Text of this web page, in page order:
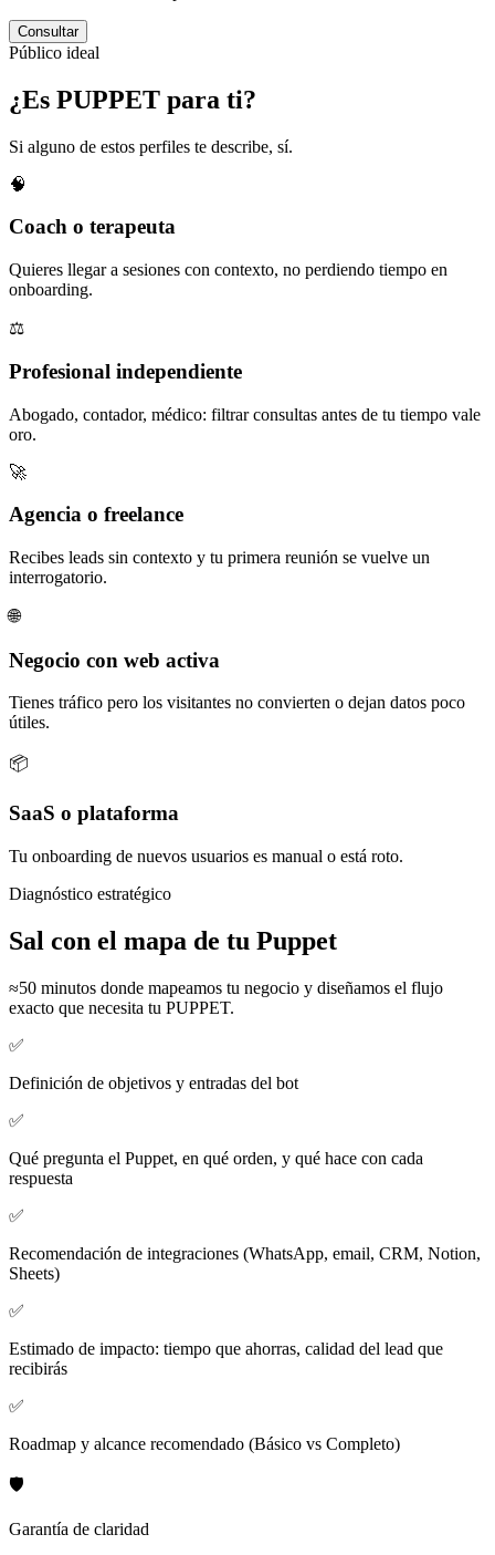
Consultar
Público ideal
¿Es PUPPET para ti?
Si alguno de estos perfiles te describe, sí.
🧠
Coach o terapeuta
Quieres llegar a sesiones con contexto, no perdiendo tiempo en
onboarding.
⚖️
Profesional independiente
Abogado, contador, médico: filtrar consultas antes de tu tiempo vale
oro.
🚀
Agencia o freelance
Recibes leads sin contexto y tu primera reunión se vuelve un
interrogatorio.
🌐
Negocio con web activa
Tienes tráfico pero los visitantes no convierten o dejan datos poco
útiles.
📦
SaaS o plataforma
Tu onboarding de nuevos usuarios es manual o está roto.
Diagnóstico estratégico
Sal con el mapa de tu Puppet
≈50 minutos donde mapeamos tu negocio y diseñamos el flujo
exacto que necesita tu PUPPET.
✅
Definición de objetivos y entradas del bot
✅
Qué pregunta el Puppet, en qué orden, y qué hace con cada
respuesta
✅
Recomendación de integraciones (WhatsApp, email, CRM, Notion,
Sheets)
✅
Estimado de impacto: tiempo que ahorras, calidad del lead que
recibirás
✅
Roadmap y alcance recomendado (Básico vs Completo)
🛡️
Garantía de claridad